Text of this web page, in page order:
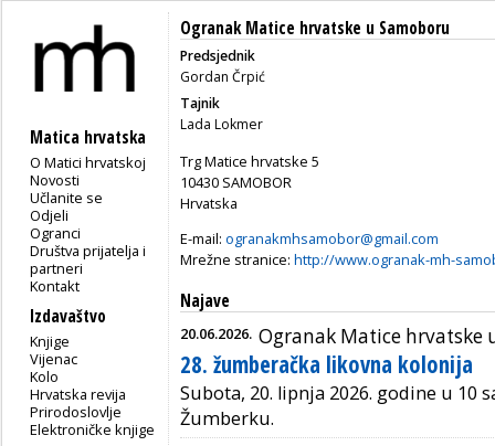
Matica hrvatska
O Matici hrvatskoj
Novosti
Učlanite se
Odjeli
Ogranci
Društva prijatelja i
partneri
Kontakt
Izdavaštvo
Knjige
Vijenac
Kolo
Hrvatska revija
Prirodoslovlje
Elektroničke knjige
Ogranak Matice hrvatske u Samoboru
Predsjednik
Gordan Črpić
Tajnik
Lada Lokmer
Trg Matice hrvatske 5
10430 SAMOBOR
Hrvatska
E-mail: ogranakmhsamobor@gmail.com
Mrežne stranice: http://www.ogranak-mh-
Najave
20.06.2026. Ogranak Matice hrvatske
28. žumberačka likovna kolonija
Subota, 20. lipnja 2026. godine u 10
Žumberku.